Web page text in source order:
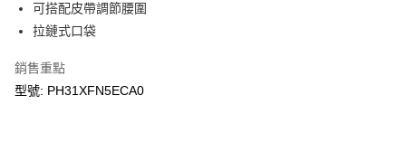
運送方式
宅配
每筆NT$90，滿NT$899(含以上)免運費
可搭配皮帶調節腰圍
拉鏈式口袋
銷售重點
型號: PH31XFN5ECA0